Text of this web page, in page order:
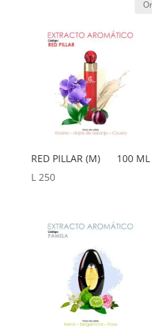
RED PILLAR (M) 100 ML
L250